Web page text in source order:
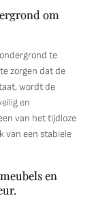
om
te
zorgen dat de
wordt de
en
van het tijdloze
van een stabiele
en